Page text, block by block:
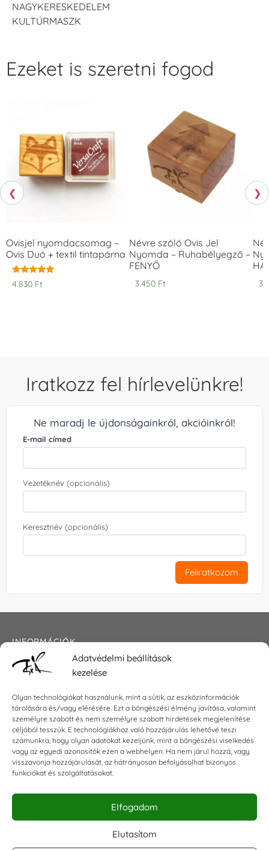
Adatvédelmi beállítások
kezelése
Olyan technológiákat használunk, mint a sütik, az eszközinformációk
tárolására és/vagy elérésére. Ezt a böngészési élmény javítása, valamint
személyre szabott és nem személyre szabott hirdetések megjelenítése
céljából tesszük. E technológiákhoz való hozzájárulás lehetővé teszi
számunkra, hogy olyan adatokat kezeljünk, mint a böngészési viselkedés
vagy az egyedi azonosítók ezen a webhelyen. Ha nem járul hozzá, vagy
visszavonja hozzájárulását, az hátrányosan befolyásolhat bizonyos
funkciókat és szolgáltatásokat.
Elfogadom
Elutasítom
NAGYKERESKEDELEM
KULTÚRMASZK
❮
Ezeket is szeretni fogod
Ovisjel nyomdacsomag –
Ovis Duó + textil tintapárna
Értékelés:
5.00
4.830 Ft
Névre szóló Ovis Jel
Nyomda – Ruhabélyegző –
FENYŐ
3.450 Ft
❯
Iratkozz fel hírlevelünkre!
Ne maradj le újdonságainkról, akcióinkról!
E-mail címed
Vezetéknév (opcionális)
Keresztnév (opcionális)
Feliratkozom
INFORMÁCIÓK
Általános szerződési feltételek
Impresszum
KAPCSOLAT
E-mail:shop@torokszilvi.com
Telefon: +36 30 6767872
KÖZÖSSÉGI